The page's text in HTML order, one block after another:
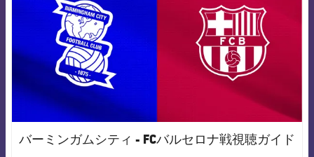
バーミンガムシティ - FCバルセロナ戦視聴ガイド